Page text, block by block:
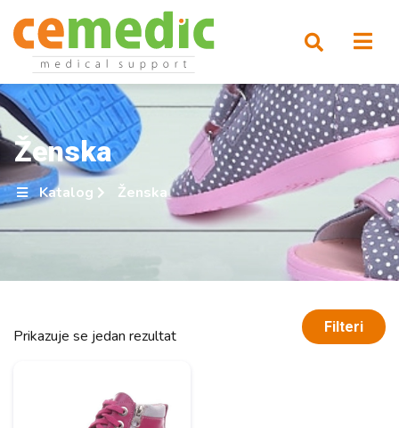
Ženska
Katalog Ženska
Filteri
Prikazuje se jedan rezultat